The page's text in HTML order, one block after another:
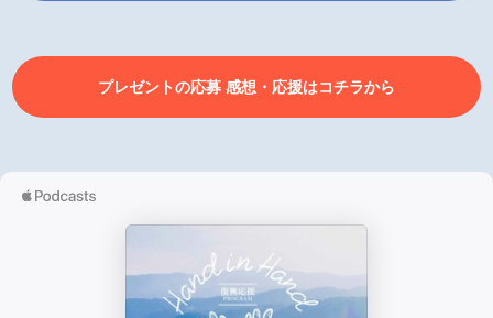
プレゼントの応募 感想・応援はコチラから